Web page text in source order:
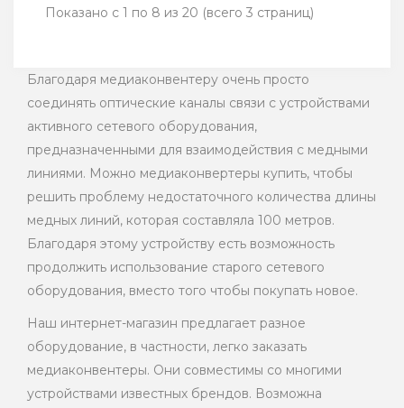
Показано с 1 по 8 из 20 (всего 3 страниц)
Благодаря медиаконвентеру очень просто
соединять оптические каналы связи с устройствами
активного сетевого оборудования,
предназначенными для взаимодействия с медными
линиями. Можно медиаконвертеры купить, чтобы
решить проблему недостаточного количества длины
медных линий, которая составляла 100 метров.
Благодаря этому устройству есть возможность
продолжить использование старого сетевого
оборудования, вместо того чтобы покупать новое.
Наш интернет-магазин предлагает разное
оборудование, в частности, легко заказать
медиаконвентеры. Они совместимы со многими
устройствами известных брендов. Возможна